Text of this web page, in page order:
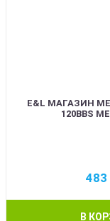
E&L МАГАЗИН
120BBS
483
В